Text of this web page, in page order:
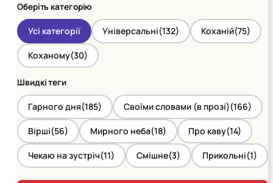
Оберіть категорію
Усі категорії Універсальні(132) Коханій(75)
Коханому(30)
Швидкі теги
Гарного дня(185) Своїми словами (в прозі)(166)
Вірші(56) Мирного неба(18) Про каву(14)
Чекаю на зустріч(11) Смішне(3) Прикольні(1)